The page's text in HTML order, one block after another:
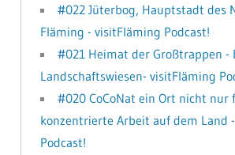
#022 Jüterbog, Hauptstadt des
Fläming - visitFläming Podcast!
#021 Heimat der Großtrappen -
Landschaftswiesen- visitFläming
#020 CoCoNat ein Ort nicht nur
konzentrierte Arbeit auf dem Land
Podcast!